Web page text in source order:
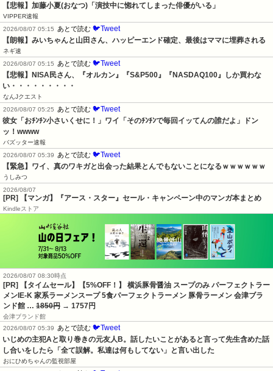
【悲報】加藤小夏(おなつ)「演技中に惚れてしまった俳優がいる」
VIPPER速報
2026/08/07 05:15
あとで読む 🐦Tweet
【朗報】みいちゃんと山田さん、ハッピーエンド確定、最後はママに埋葬される
ネギ速
2026/08/07 05:15
あとで読む 🐦Tweet
【悲報】NISA民さん、『オルカン』『S&P500』『NASDAQ100』しか買わな
い・・・・・・・・・
なんJクエスト
2026/08/07 05:25
あとで読む 🐦Tweet
彼女「おﾁﾝﾁﾝ小さいくせに！」ワイ「そのﾁﾝﾁﾝで毎回イッてんの誰だよ」ドン
ッ！wwww
バズッター速報
2026/08/07 05:39
あとで読む 🐦Tweet
【緊急】ワイ、真のワキガと出会った結果とんでもないことになるｗｗｗｗｗｗ
うしみつ
2026/08/07
[PR] 【マンガ】『アース・スター』セール・キャンペーン中のマンガ本まとめ
Kindleストア
2026/08/07 08:30時点
[PR] 【タイムセール】【5%OFF！】 横浜豚骨醤油 スープのみ パーフェクトラー
メンIE-K 家系ラーメンスープ 5食パーフェクトラーメン 豚骨ラーメン 会津ブラ
ンド館 … 1850円 → 1757円
会津ブランド館
2026/08/07 05:39
あとで読む 🐦Tweet
いじめの主犯Aと取り巻きの元友人B。話したいことがあると言って先生含めた話
し合いをしたら「全て誤解。私達は何もしてない」と言い出した
おにひめちゃんの監視部屋